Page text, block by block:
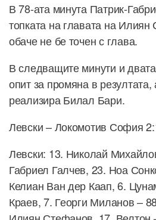
В 78-ата минута Патрик-
топката на главата на
обаче не бе точен с глава.
В следващите минути и
опит за промяна в
реализира Билал Бари.
Левски – Локомотив София
Левски: 13. Николай
Габриел Галчев, 23. Ноа
Келиан Ван дер Каап, 6.
Краев, 7. Георги Миланов –